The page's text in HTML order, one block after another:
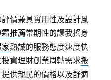
評價兼具實用性及設計風
霜推薦常期性的讓我搖身
家熱誠的服務態度速度快
資理財創業周轉需求搬
供親民的價格以及舒適